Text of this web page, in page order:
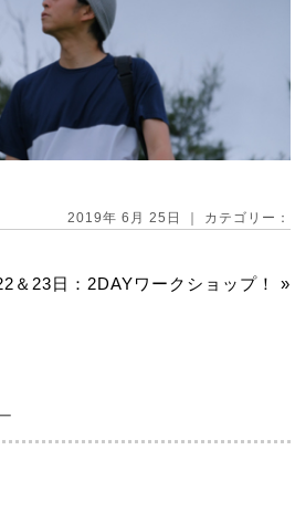
2019年 6月 25日 ｜ カテゴリー：
＆23日：2DAYワークショップ！ »